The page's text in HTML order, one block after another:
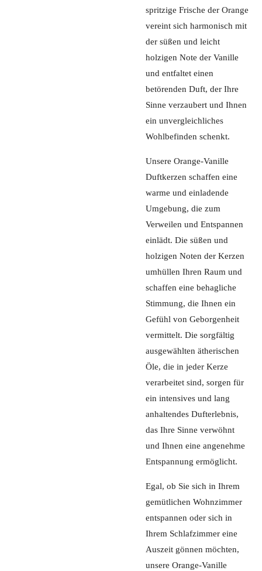
spritzige Frische der Orange
vereint sich harmonisch mit
der süßen und leicht
holzigen Note der Vanille
und entfaltet einen
betörenden Duft, der Ihre
Sinne verzaubert und Ihnen
ein unvergleichliches
Wohlbefinden schenkt.
Unsere Orange-Vanille
Duftkerzen schaffen eine
warme und einladende
Umgebung, die zum
Verweilen und Entspannen
einlädt. Die süßen und
holzigen Noten der Kerzen
umhüllen Ihren Raum und
schaffen eine behagliche
Stimmung, die Ihnen ein
Gefühl von Geborgenheit
vermittelt. Die sorgfältig
ausgewählten ätherischen
Öle, die in jeder Kerze
verarbeitet sind, sorgen für
ein intensives und lang
anhaltendes Dufterlebnis,
das Ihre Sinne verwöhnt
und Ihnen eine angenehme
Entspannung ermöglicht.
Egal, ob Sie sich in Ihrem
gemütlichen Wohnzimmer
entspannen oder sich in
Ihrem Schlafzimmer eine
Auszeit gönnen möchten,
unsere Orange-Vanille